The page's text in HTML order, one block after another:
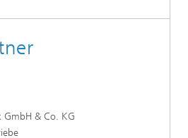
GmbH & Co. KG